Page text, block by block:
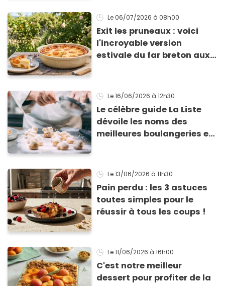
Le 06/07/2026 à 08h00
Exit les pruneaux : voici
l'incroyable version
estivale du far breton aux
Le 16/06/2026 à 12h30
Le célèbre guide La Liste
dévoile les noms des
meilleures boulangeries et
Le 13/06/2026 à 11h30
Pain perdu : les 3 astuces
toutes simples pour le
réussir à tous les coups !
Le 11/06/2026 à 16h00
C'est notre meilleur
dessert pour profiter de la